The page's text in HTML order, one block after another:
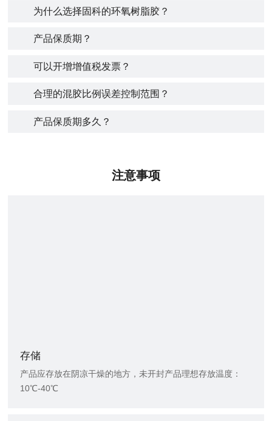
为什么选择固科的环氧树脂胶？
产品保质期？
可以开增增值税发票？
合理的混胶比例误差控制范围？
产品保质期多久？
注意事项
存储
产品应存放在阴凉干燥的地方，未开封产品理想存放温度：
10℃-40℃